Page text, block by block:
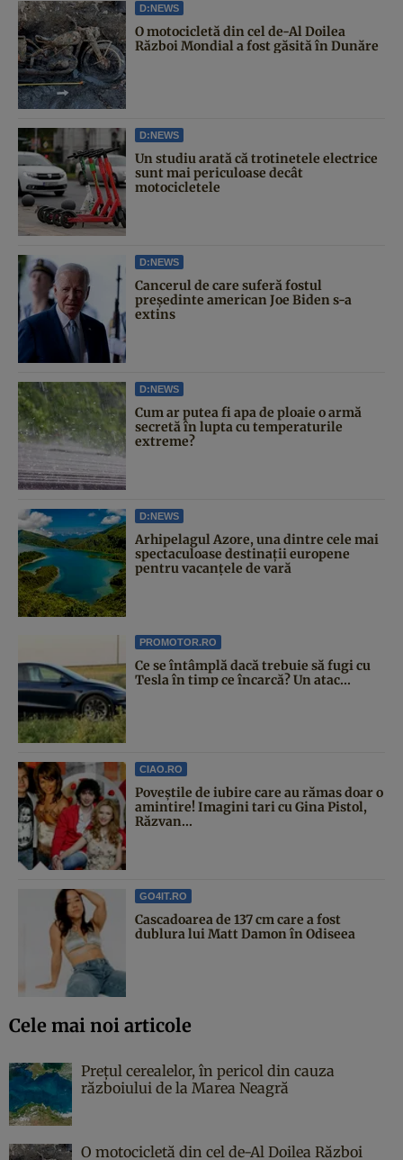
D:NEWS
O motocicletă din cel de-Al Doilea
Război Mondial a fost găsită în Dunăre
D:NEWS
Un studiu arată că trotinetele electrice
sunt mai periculoase decât
motocicletele
D:NEWS
Cancerul de care suferă fostul
președinte american Joe Biden s-a
extins
D:NEWS
Cum ar putea fi apa de ploaie o armă
secretă în lupta cu temperaturile
extreme?
D:NEWS
Arhipelagul Azore, una dintre cele mai
spectaculoase destinații europene
pentru vacanțele de vară
PROMOTOR.RO
Ce se întâmplă dacă trebuie să fugi cu
Tesla în timp ce încarcă? Un atac...
CIAO.RO
Poveştile de iubire care au rămas doar o
amintire! Imagini tari cu Gina Pistol,
Răzvan...
GO4IT.RO
Cascadoarea de 137 cm care a fost
dublura lui Matt Damon în Odiseea
Cele mai noi articole
Prețul cerealelor, în pericol din cauza
războiului de la Marea Neagră
O motocicletă din cel de-Al Doilea Război